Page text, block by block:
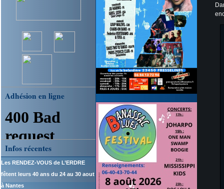
Adhésion en ligne
Infos récentes
Les RENDEZ-VOUS de L’ERDRE
fêtent leurs 40 ans du 24 au 30 aout
à Nantes